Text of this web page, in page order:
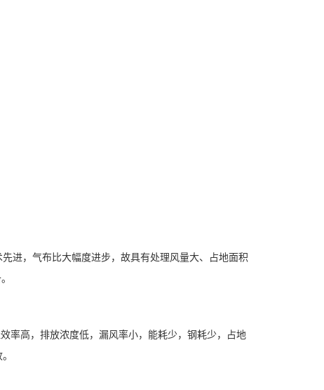
进，气布比大幅度进步，故具有处理风量大、占地面积
率高，排放浓度低，漏风率小，能耗少，钢耗少，占地